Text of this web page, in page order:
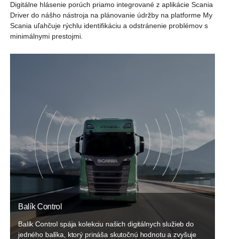
Digitálne hlásenie porúch priamo integrované z aplikácie Scania
Driver do nášho nástroja na plánovanie údržby na platforme My
Scania uľahčuje rýchlu identifikáciu a odstránenie problémov s
minimálnymi prestojmi.
Balík Control
Balík Control spája kolekciu našich digitálnych služieb do
jedného balíka, ktorý prináša skutočnú hodnotu a zvyšuje